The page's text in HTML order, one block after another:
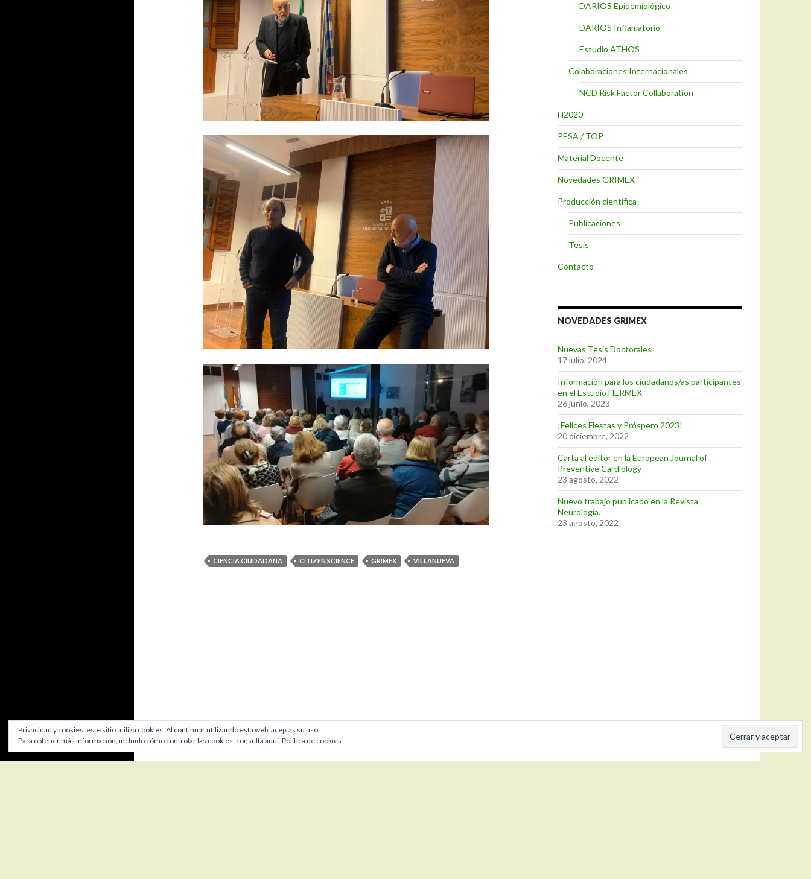
CIENCIA CIUDADANA CITIZEN SCIENCE GRIMEX VILLANUEVA
DARÍOS Epidemiológico
DARÍOS Inflamatorio
Estudio ATHOS
Colaboraciones Internacionales
NCD Risk Factor Collaboration
H2020
PESA / TOP
Material Docente
Novedades GRIMEX
Producción científica
Publicaciones
Tesis
Contacto
NOVEDADES GRIMEX
Nuevas Tesis Doctorales
17 julio, 2024
Información para los ciudadanos/as participantes
en el Estudio HERMEX
26 junio, 2023
¡Felices Fiestas y Próspero 2023!
20 diciembre, 2022
Carta al editor en la European Journal of
Preventive Cardiology
23 agosto, 2022
Nuevo trabajo publicado en la Revista
Neurología.
23 agosto, 2022
Privacidad y cookies: este sitio utiliza cookies. Al continuar utilizando esta web, aceptas su uso.
Para obtener más información, incluido cómo controlar las cookies, consulta aquí:Política de cookies